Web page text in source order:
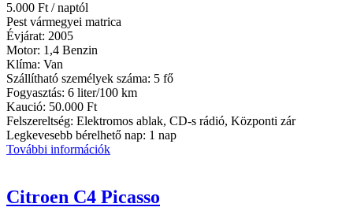
5.000 Ft / naptól
Pest vármegyei matrica
Évjárat: 2005
Motor: 1,4 Benzin
Klíma: Van
Szállítható személyek száma: 5 fő
Fogyasztás: 6 liter/100 km
Kaució: 50.000 Ft
Felszereltség: Elektromos ablak, CD-s rádió, Központi zár
Legkevesebb bérelhető nap: 1 nap
További információk
Citroen C4 Picasso